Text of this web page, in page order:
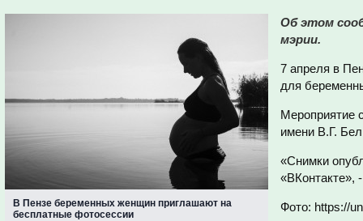
В Пензе беременных женщин приглашают на
бесплатные фотосессии
Об этом
мэрии.
7 апреля в
для
Мероприятие
имени В.Г.
«Снимки
«ВКонтакте»,
Фото: https://